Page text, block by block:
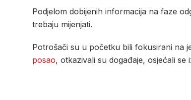
Podjelom dobijenih informacija na faze
trebaju mijenjati.
Potrošači su u početku bili fokusirani na
posao, otkazivali su događaje, osjećali